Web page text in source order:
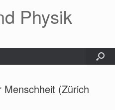
Physik
(Zürich